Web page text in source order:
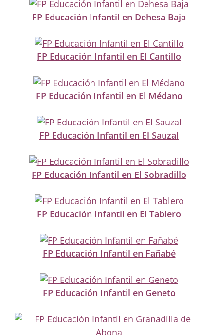
FP Educación Infantil en Dehesa Baja
FP Educación Infantil en El Cantillo
FP Educación Infantil en El Médano
FP Educación Infantil en El Sauzal
FP Educación Infantil en El Sobradillo
FP Educación Infantil en El Tablero
FP Educación Infantil en Fañabé
FP Educación Infantil en Geneto